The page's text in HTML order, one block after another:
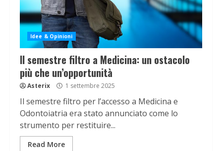
Idee & Opinioni
Il semestre filtro a Medicina: un ostacolo
più che un’opportunità
Asterix 1 settembre 2025
Il semestre filtro per l’accesso a Medicina e
Odontoiatria era stato annunciato come lo
strumento per restituire...
Read More